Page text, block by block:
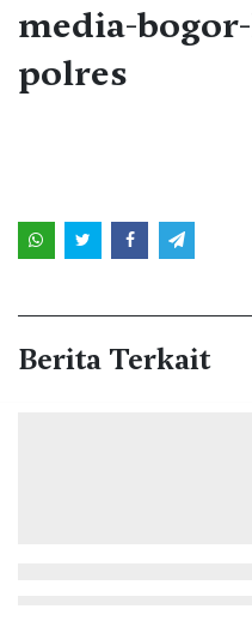
media-
polres
Berita Terkait